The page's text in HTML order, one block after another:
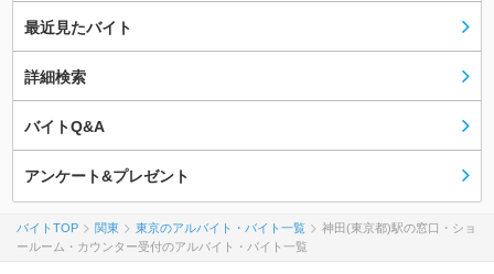
最近見たバイト
詳細検索
バイトQ&A
アンケート&プレゼント
バイトTOP 関東 東京のアルバイト・バイト一覧
神田(東京都)駅の窓口・ショ
ールーム・カウンター受付のアルバイト・バイト一覧